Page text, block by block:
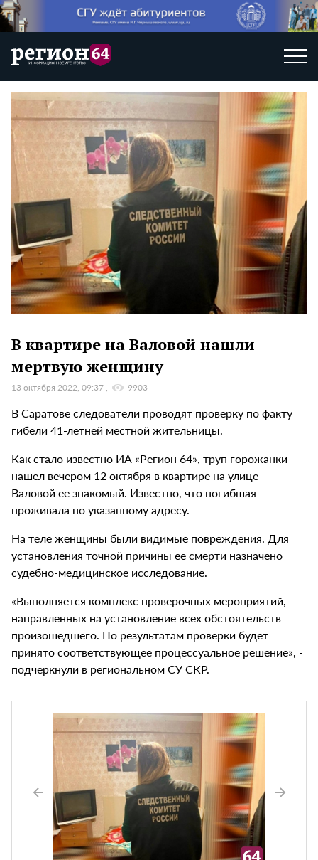
В квартире на Валовой нашли
мертвую женщину
13 октября 2022, 09:37 9903
В Саратове следователи проводят проверку по факту
гибели 41-летней местной жительницы.
Как стало известно ИА «Регион 64», труп горожанки
нашел вечером 12 октября в квартире на улице
Валовой ее знакомый. Известно, что погибшая
проживала по указанному адресу.
На теле женщины были видимые повреждения. Для
установления точной причины ее смерти назначено
судебно-медицинское исследование.
«Выполняется комплекс проверочных мероприятий,
направленных на установление всех обстоятельств
произошедшего. По результатам проверки будет
принято соответствующее процессуальное решение», -
подчеркнули в региональном СУ СКР.